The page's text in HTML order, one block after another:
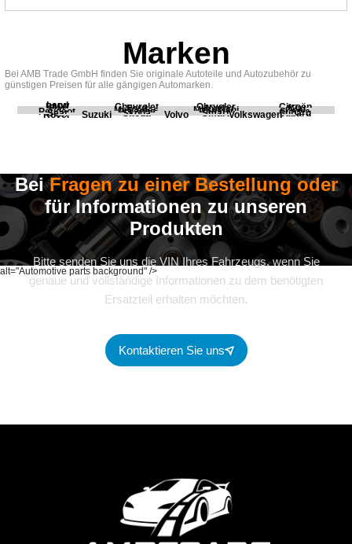
Marken
Bei AMB Trade GmbH finden Sie originale Autoteile und Autozubehör zu
günstigen Preisen für alle gängigen Automarken.
BMW
Chevrolet Chrysler Citroën
Fiat Ford Honda Kia
Land
Rover
Mercedes Mitsubishi Opel
Peugeot Porsche Renault Scania
Seat Skoda Smart Subaru
Suzuki Volvo Volkswagen
alt="Automotive parts background" />
BeiFragen zu einer Bestellung oder
für Informationen zu unseren
Produkten
Bitte senden Sie uns die VIN Ihres Fahrzeugs, wenn Sie
genaue und vollständige Informationen zu dem benötigten
Ersatzteil erhalten möchten.
Kontaktieren Sie uns